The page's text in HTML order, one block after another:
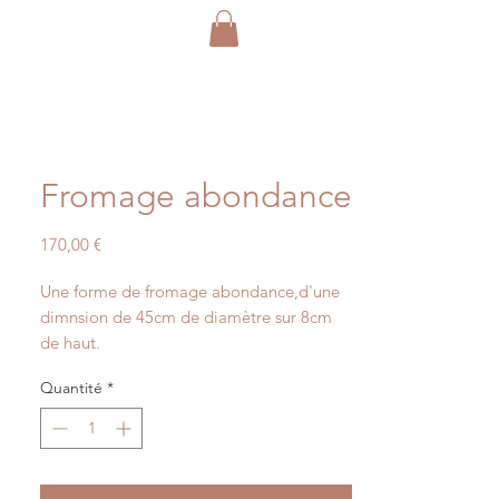
Fromage abondance
170,00 €Prix
Une forme de fromage abondance,d'une
dimnsion de 45cm de diamètre sur 8cm
de haut.
Quantité *